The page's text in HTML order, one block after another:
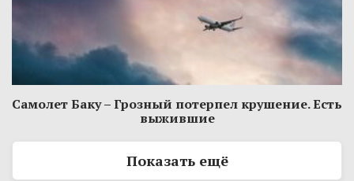
Самолет Баку – Грозный потерпел крушение. Есть
выжившие
Показать ещё